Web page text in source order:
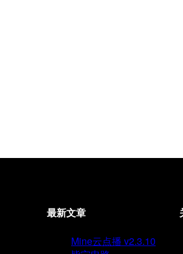
最新文章
Mine云点播 v2.3.10